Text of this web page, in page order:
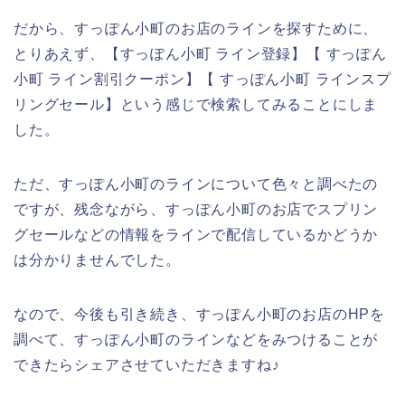
だから、すっぽん小町のお店のラインを探すために、
とりあえず、【すっぽん小町 ライン登録】【 すっぽん
小町 ライン割引クーポン】【 すっぽん小町 ラインスプ
リングセール】という感じで検索してみることにしま
した。
ただ、すっぽん小町のラインについて色々と調べたの
ですが、残念ながら、すっぽん小町のお店でスプリン
グセールなどの情報をラインで配信しているかどうか
は分かりませんでした。
なので、今後も引き続き、すっぽん小町のお店のHPを
調べて、すっぽん小町のラインなどをみつけることが
できたらシェアさせていただきますね♪